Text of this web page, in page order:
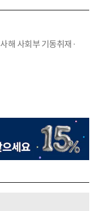
해 사회부 기동취재·